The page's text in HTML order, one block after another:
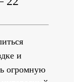
и
огромную